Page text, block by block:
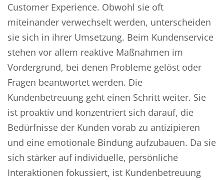
Customer Experience. Obwohl sie oft
miteinander verwechselt werden, unterscheiden
sie sich in ihrer Umsetzung. Beim Kundenservice
stehen vor allem reaktive Maßnahmen im
Vordergrund, bei denen Probleme gelöst oder
Fragen beantwortet werden. Die
Kundenbetreuung geht einen Schritt weiter. Sie
ist proaktiv und konzentriert sich darauf, die
Bedürfnisse der Kunden vorab zu antizipieren
und eine emotionale Bindung aufzubauen. Da sie
sich stärker auf individuelle, persönliche
Interaktionen fokussiert, ist Kundenbetreuung